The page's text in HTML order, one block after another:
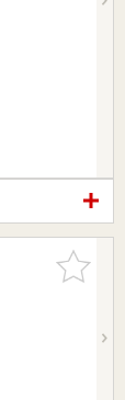
お気に入
りに追加